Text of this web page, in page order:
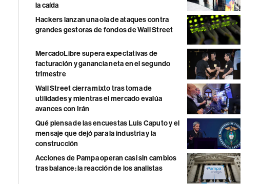
la caída
Hackers lanzan una ola de ataques contra
grandes gestoras de fondos de Wall Street
MercadoLibre supera expectativas de
facturación y ganancia neta en el segundo
trimestre
Wall Street cierra mixto tras toma de
utilidades y mientras el mercado evalúa
avances con Irán
Qué piensa de las encuestas Luis Caputo y el
mensaje que dejó para la industria y la
construcción
Acciones de Pampa operan casi sin cambios
tras balance: la reacción de los analistas